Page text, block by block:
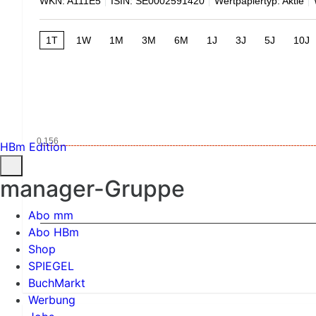
1T 1W 1M 3M 6M 1J 3J 5J 10J
0,156
HBm Edition
manager-Gruppe
Abo mm
Abo HBm
Shop
SPIEGEL
BuchMarkt
Werbung